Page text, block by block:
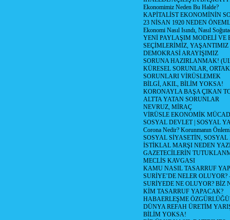
Ekonomimiz Neden Bu Halde?
KAPİTALİST EKONOMİNİN
23 NİSAN 1920 NEDEN
Ekonomi Nasıl Isındı, Nasıl
YENİ PAYLAŞIM MODELİ VE
SEÇİMLERİMİZ, YAŞANTIMIZ
DEMOKRASİ ARAYIŞIMIZ
SORUNA HAZIRLANMAK!
KÜRESEL SORUNLAR,
SORUNLARI VİRÜSLEMEK
BİLGİ, AKIL, BİLİM YOKSA!
KORONAYLA BAŞA ÇIKAN
ALTTA YATAN SORUNLAR
NEVRUZ, MİRAÇ
VİRÜSLE EKONOMİK
SOSYAL DEVLET | SOSYAL
Corona Nedir? Korunmanın
SOSYAL SİYASETİN,
İSTİKLAL MARŞI NEDEN
GAZETECİLERİN
MECLİS KAVGASI
KAMU NASIL TASARRUF
SURİYE’DE NELER OLUYOR?
SURİYEDE NE OLUYOR? BİZ
KİM TASARRUF YAPACAK?
HABAERLEŞME
DÜNYA REFAH ÜRETİM
BİLİM YOKSA!